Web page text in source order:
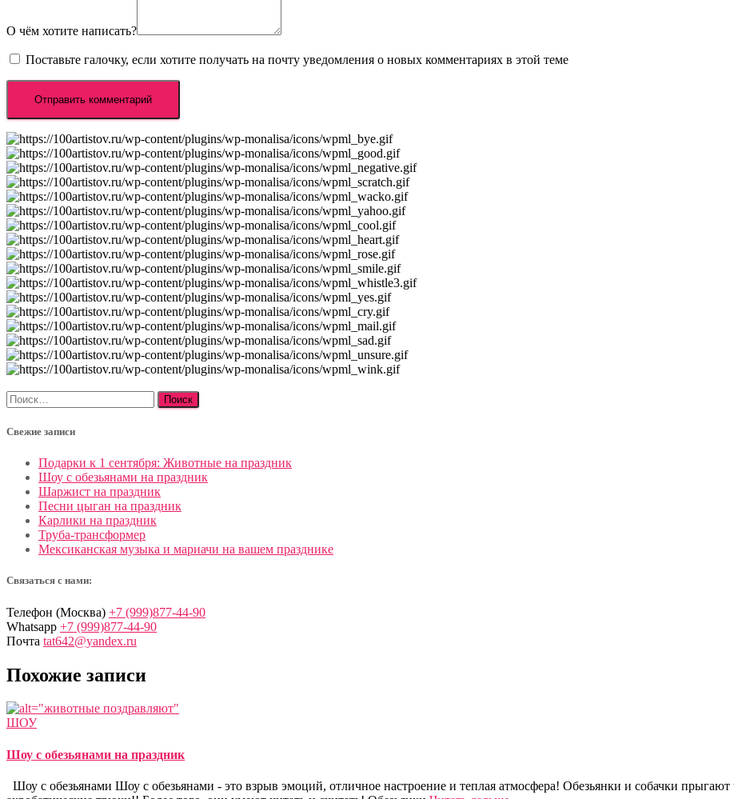
О чём хотите написать?
Поставьте галочку, если хотите получать на почту уведомления о новых комментариях в этой теме
Найти:
Свежие записи
Подарки к 1 сентября: Животные на праздник
Шоу с обезьянами на праздник
Шаржист на праздник
Песни цыган на праздник
Карлики на праздник
Труба-трансформер
Мексиканская музыка и мариачи на вашем празднике
Связаться с нами:
Телефон (Москва) +7 (999)877-44-90
Whatsapp +7 (999)877-44-90
Почта tat642@yandex.ru
Похожие записи
ШОУ
Шоу с обезьянами на праздник
Шоу с обезьянами Шоу с обезьянами - это взрыв эмоций, отличное настроение и теплая атмосфера! Обезьянки и собачки